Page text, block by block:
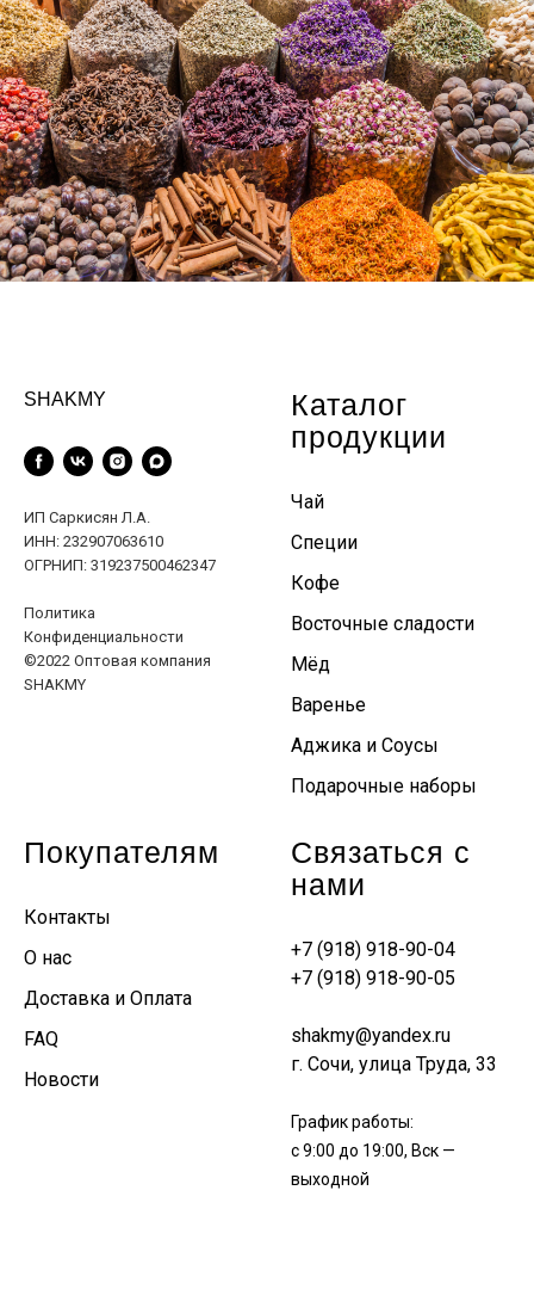
SHAKMY
ИП Саркисян Л.А.
ИНН: 232907063610
ОГРНИП: 319237500462347
Политика
Конфиденциальности
©2022 Оптовая компания
SHAKMY
Каталог
продукции
Чай
Специи
Кофе
Восточные сладости
Мёд
Варенье
Аджика и Соусы
Подарочные наборы
Покупателям
Контакты
О нас
Доставка и Оплата
FAQ
Новости
Связаться с
нами
+7 (918) 918-90-04
+7 (918) 918-90-05
shakmy@yandex.ru
г. Сочи, улица Труда, 33
График работы:
с 9:00 до 19:00, Вск —
выходной